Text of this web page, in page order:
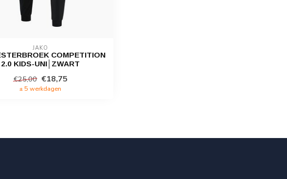
JAKO
COMPETITION
2.0 KIDS-UNI│ZWART
€25,00 €18,75
± 5 werkdagen